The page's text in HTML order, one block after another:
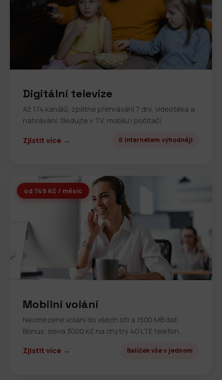
Digitální televize
Až 174 kanálů, zpětné přehrávání 7 dní, videotéka a
nahrávání. Sledujte v TV, mobilu i počítači.
Zjistit více → S internetem výhodněji
od 749 Kč / měsíc
Mobilní volání
Neomezené volání do všech sítí a 1500 MB dat.
Bonus: sleva 3000 Kč na chytrý 4G LTE telefon.
Zjistit více → Balíček vše v jednom